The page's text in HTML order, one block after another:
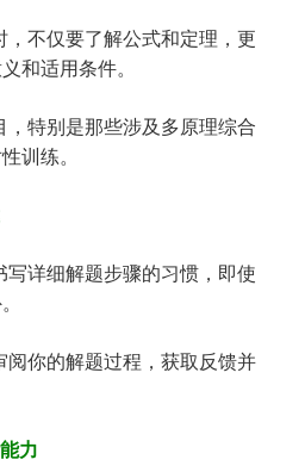
不仅要了解公式和定理，更
和适用条件。
特别是那些涉及多原理综合
训练。
详细解题步骤的习惯，即使
你的解题过程，获取反馈并
力